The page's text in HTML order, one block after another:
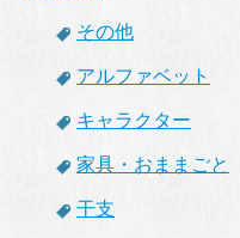
その他
アルファベット
キャラクター
家具・おままごと
干支